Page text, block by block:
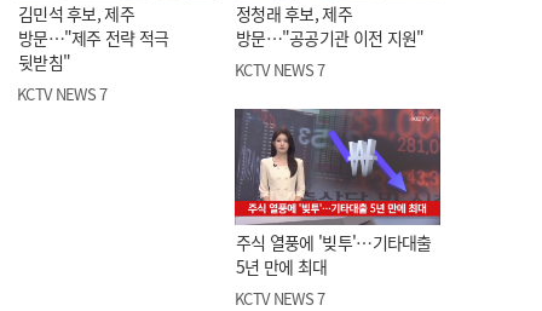
김민석 후보, 제주
방문…"제주 전략 적극
뒷받침"
KCTV NEWS 7
정청래 후보, 제주
방문…"공공기관 이전 지원"
KCTV NEWS 7
주식 열풍에 '빚투'…기타대출
5년 만에 최대
KCTV NEWS 7